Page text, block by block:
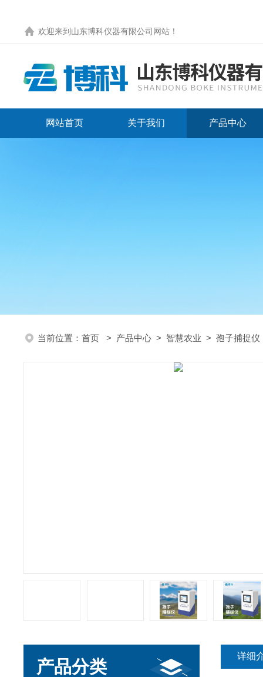
欢迎来到 山东博科仪器有限公司网站 ！
网站首页 关于我们 产品中心
当前位置： 首页 > 产品中心 > 智慧农业 > 孢子捕捉仪
产品分类
详细